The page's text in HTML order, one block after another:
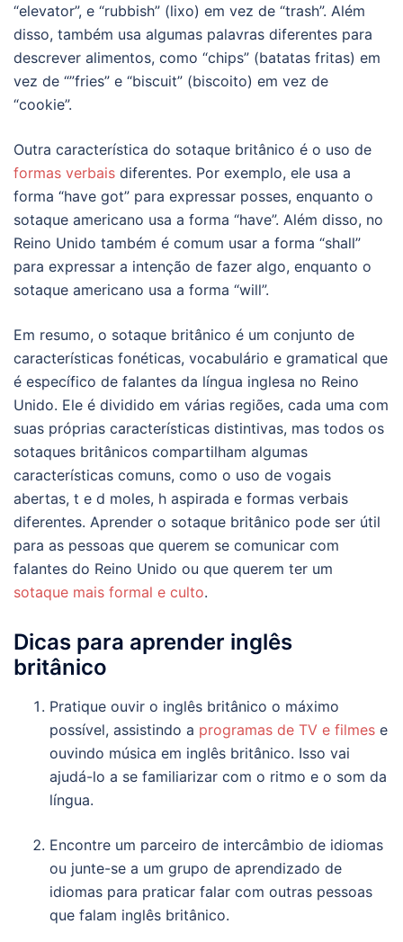
“elevator”, e “rubbish” (lixo) em vez de “trash”. Além
disso, também usa algumas palavras diferentes para
descrever alimentos, como “chips” (batatas fritas) em
vez de “”fries” e “biscuit” (biscoito) em vez de
“cookie”.
Outra característica do sotaque britânico é o uso de
formas verbais diferentes. Por exemplo, ele usa a
forma “have got” para expressar posses, enquanto o
sotaque americano usa a forma “have”. Além disso, no
Reino Unido também é comum usar a forma “shall”
para expressar a intenção de fazer algo, enquanto o
sotaque americano usa a forma “will”.
Em resumo, o sotaque britânico é um conjunto de
características fonéticas, vocabulário e gramatical que
é específico de falantes da língua inglesa no Reino
Unido. Ele é dividido em várias regiões, cada uma com
suas próprias características distintivas, mas todos os
sotaques britânicos compartilham algumas
características comuns, como o uso de vogais
abertas, t e d moles, h aspirada e formas verbais
diferentes. Aprender o sotaque britânico pode ser útil
para as pessoas que querem se comunicar com
falantes do Reino Unido ou que querem ter um
sotaque mais formal e culto.
Dicas para aprender inglês
britânico
Pratique ouvir o inglês britânico o máximo
possível, assistindo a programas de TV e filmes e
ouvindo música em inglês britânico. Isso vai
ajudá-lo a se familiarizar com o ritmo e o som da
língua.
Encontre um parceiro de intercâmbio de idiomas
ou junte-se a um grupo de aprendizado de
idiomas para praticar falar com outras pessoas
que falam inglês britânico.